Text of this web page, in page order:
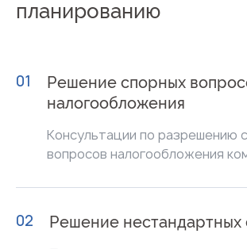
планированию
01
Решение спорных
налогообложения
Консультации по разрешению
вопросов налогообложения
02 Решение нестандартных